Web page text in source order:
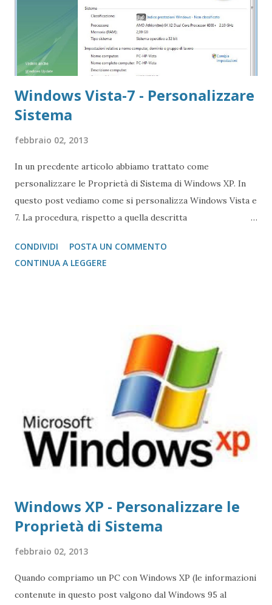
più funzionale Capita, però che questa procedura non
Windows Vista-7 - Personalizzare
Sistema
febbraio 02, 2013
In un precdente articolo abbiamo trattato come
personalizzare le Proprietà di Sistema di Windows XP. In
questo post vediamo come si personalizza Windows Vista e
7. La procedura, rispetto a quella descritta
Windows XP), mette mano, direttamente, al Registry di
Windows, quindi si deve fare molta attenzione. Quindi da
HKEY_LOCAL_MACHINE\SOFTWARE\Microsoft\Windo
ws\CurrentVersion\OEMInformation Come possiamo
osservare dalla prossima schermata, quando installiamo il
sistema ex novo, non ha informazioni: A questo punto
dobbiamo creare la chiavi all'interno del Registry. Cliccando
su Modifica -> Nuovo -> Valore Stringa Creiamo la voce
Logo e dopo clcchiamo sopra due volte, comparirà una
finestra come nella prossima schermata A differenza delle
CONDIVIDI
POSTA UN COMMENTO
CONTINUA A LEGGERE
Windows XP - Personalizzare le
Proprietà di Sistema
febbraio 02, 2013
Quando compriamo un PC con Windows XP (le informazioni
contenute in questo post valgono dal Windows 95 al